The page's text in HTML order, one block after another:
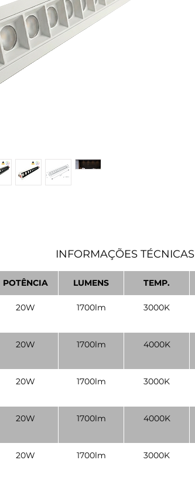
INFORMAÇÕES TÉCNICAS
POTÊNCIA LUMENS TEMP.
20W 1700lm 3000K
20W 1700lm 4000K
20W 1700lm 3000K
20W 1700lm 4000K
20W 1700lm 3000K